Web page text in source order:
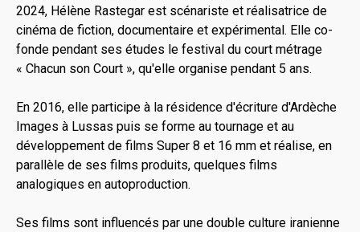
2024, Hélène Rastegar est scénariste et réalisatrice de
cinéma de fiction, documentaire et expérimental. Elle co-
fonde pendant ses études le festival du court métrage
« Chacun son Court », qu'elle organise pendant 5 ans.
En 2016, elle participe à la résidence d'écriture d'Ardèche
Images à Lussas puis se forme au tournage et au
développement de films Super 8 et 16 mm et réalise, en
parallèle de ses films produits, quelques films
analogiques en autoproduction.
Ses films sont influencés par une double culture iranienne